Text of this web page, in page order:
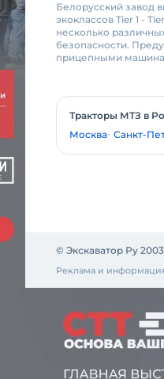
Белорусский завод
экоклассов Tier 1 -
несколько
безопасности.
прицепными
Тракторы МТЗ в
Москва Санкт-
© Экскаватор Ру
Реклама и